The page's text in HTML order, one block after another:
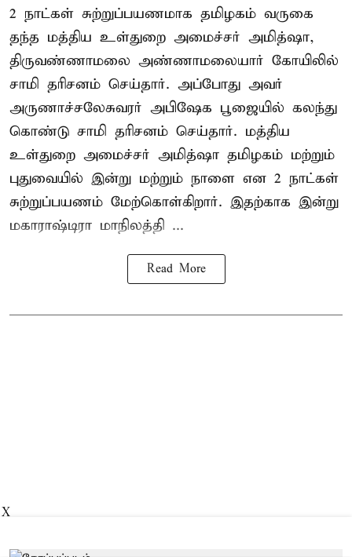
2 நாட்கள் சுற்றுப்பயணமாக தமிழகம் வருகை
தந்த மத்திய உள்துறை அமைச்சர் அமித்ஷா,
திருவண்ணாமலை அண்ணாமலையார் கோயிலில்
சாமி தரிசனம் செய்தார். அப்போது அவர்
அருணாச்சலேசுவரர் அபிஷேக பூஜையில் கலந்து
கொண்டு சாமி தரிசனம் செய்தார். மத்திய
உள்துறை அமைச்சர் அமித்ஷா தமிழகம் மற்றும்
புதுவையில் இன்று மற்றும் நாளை என 2 நாட்கள்
சுற்றுப்பயணம் மேற்கொள்கிறார். இதற்காக இன்று
மகாராஷ்டிரா மாநிலத்தி ...
Read More
X